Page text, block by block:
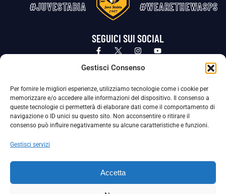
Gestisci Consenso
Per fornire le migliori esperienze, utilizziamo tecnologie come i cookie per
memorizzare e/o accedere alle informazioni del dispositivo. Il consenso a
queste tecnologie ci permetterà di elaborare dati come il comportamento di
navigazione o ID unici su questo sito. Non acconsentire o ritirare il
consenso può influire negativamente su alcune caratteristiche e funzioni.
Gestisci servizi
Accetta
#JUVESTABIA #WEARETHEWASPS
SEGUICI SUI SOCIAL
Privacy Policy Cookie Policy
La Società ha nominato il Responsabile della Protezione dei Dati Personali (DPO), figura specializzata che vigila sulle modalità
adottate dalla nostra Società per tutelare i Suoi dati personali.
Per contattare il DPO può scrivere a